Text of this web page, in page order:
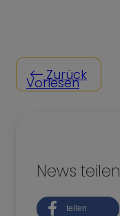
Zurück
Vorlesen
News teilen
teilen